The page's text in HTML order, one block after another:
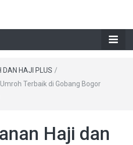
DAN HAJI PLUS /
Terbaik di Gobang Bogor
Haji dan